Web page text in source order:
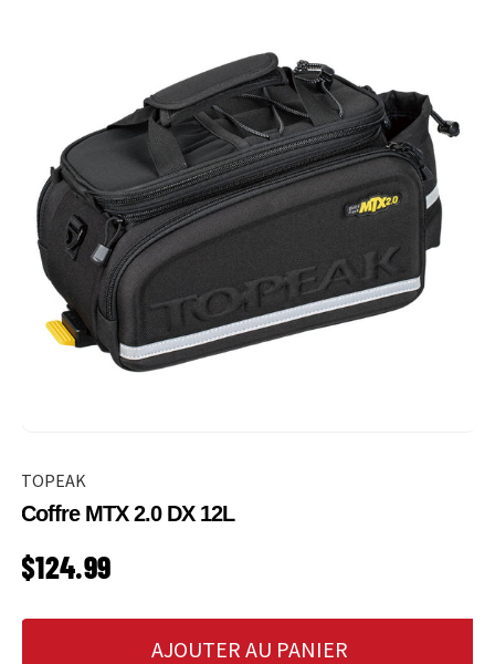
TOPEAK
Coffre MTX 2.0 DX 12L
PRIX HABITUEL
$124.99
AJOUTER AU PANIER